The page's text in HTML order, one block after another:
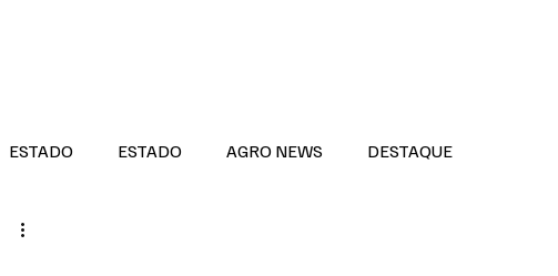
ESTADO ESTADO AGRO NEWS DESTAQUE